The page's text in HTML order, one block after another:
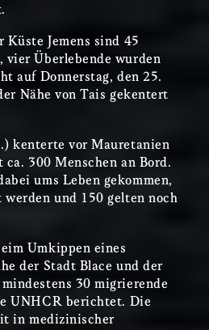
Küste Jemens sind 45
vier Überlebende wurden
auf Donnerstag, den 25.
Nähe von Tais gekentert
kenterte vor Mauretanien
300 Menschen an Bord.
ums Leben gekommen,
und 150 gelten noch
Umkippen eines
der Stadt Blace und der
30 migrierende
UNHCR berichtet. Die
in medizinischer